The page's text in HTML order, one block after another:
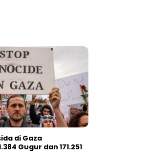
di Gaza
Gugur dan 171.251